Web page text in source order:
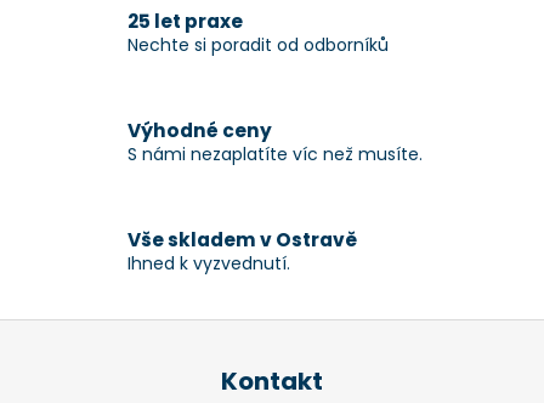
v
k
ý
p
u
25 let praxe
Nechte si poradit od odborníků
Výhodné ceny
S námi nezaplatíte víc než musíte.
Vše skladem v Ostravě
Ihned k vyzvednutí.
Kontakt